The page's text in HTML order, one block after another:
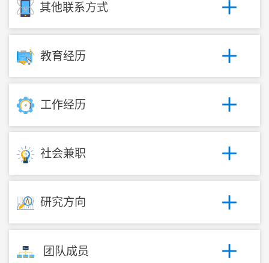
其他联系方式
教育经历
工作经历
社会兼职
研究方向
团队成员